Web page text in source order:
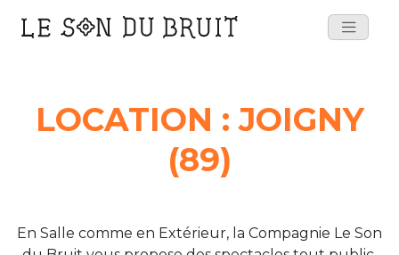
Main
LOCATION :JOIGNY
(89)
En Salle comme en Extérieur, la Compagnie Le Son